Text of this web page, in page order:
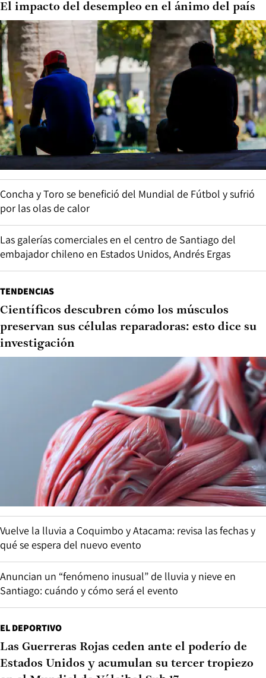
El impacto del desempleo en el ánimo del país
Concha y Toro se benefició del Mundial de Fútbol y sufrió
por las olas de calor
Las galerías comerciales en el centro de Santiago del
embajador chileno en Estados Unidos, Andrés Ergas
TENDENCIAS
Científicos descubren cómo los músculos
preservan sus células reparadoras: esto dice su
investigación
Vuelve la lluvia a Coquimbo y Atacama: revisa las fechas y
qué se espera del nuevo evento
Anuncian un “fenómeno inusual” de lluvia y nieve en
Santiago: cuándo y cómo será el evento
EL DEPORTIVO
Las Guerreras Rojas ceden ante el poderío de
Estados Unidos y acumulan su tercer tropiezo